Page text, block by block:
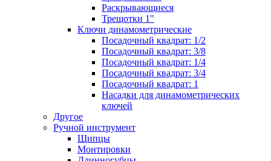
Раскрывающиеся
Трещотки 1"
Ключи динамометрические
Посадочный квадрат: 1/2
Посадочный квадрат: 3/8
Посадочный квадрат: 1/4
Посадочный квадрат: 3/4
Посадочный квадрат: 1
Насадки для динамометрических
ключей
Другое
Ручной инструмент
Щипцы
Монтировки